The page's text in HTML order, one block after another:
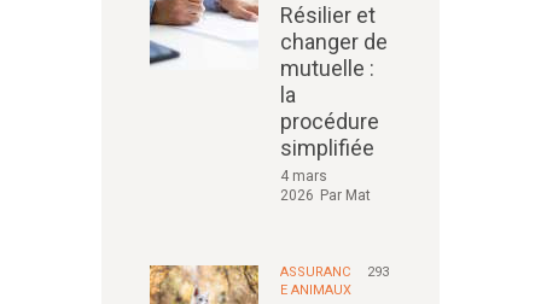
Résilier et
changer de
mutuelle :
la
procédure
simplifiée
4 mars
2026 Par Mat
ASSURANC
E ANIMAUX
293